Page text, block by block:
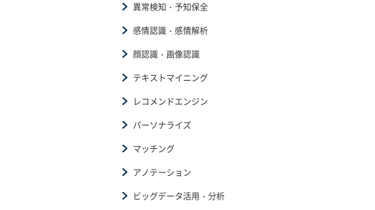
異常検知・予知保全
感情認識・感情解析
顔認識・画像認識
テキストマイニング
レコメンドエンジン
パーソナライズ
マッチング
アノテーション
ビッグデータ活用・分析